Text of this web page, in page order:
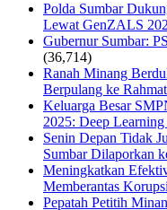
Polda Sumbar
Lewat GenZALS
Gubernur Sumbar:
(36,714)
Ranah Minang
Berpulang ke
Keluarga Besar
2025: Deep
Senin Depan Tidak
Sumbar Dilaporkan
Meningkatkan
Memberantas Korupsi
Pepatah Petitih